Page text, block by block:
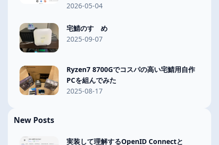
2026-05-04
宅鯖のすゝめ
2025-09-07
Ryzen7 8700Gでコスパの高い宅鯖用自作
PCを組んでみた
2025-08-17
New Posts
実装して理解するOpenID Connectと